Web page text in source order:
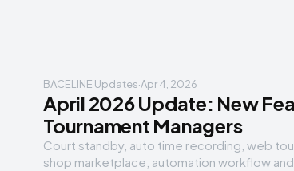
BACELINE Updates·Apr 4, 2026
April 2026 Update: New
Tournament Managers
Court standby, auto time recording, web
shop marketplace, automation workflow